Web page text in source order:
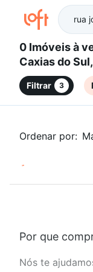
0 Imóveis à venda em rua joao jose conte - Planalto,
Caxias do Sul,
Filtrar 3
Ordenar por:
Por que
Nós te